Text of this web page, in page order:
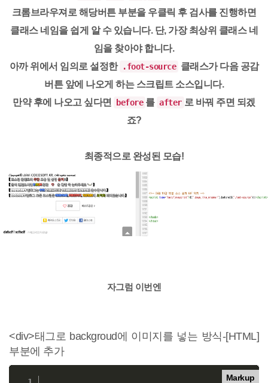
크롬브라우져로 해당버튼 부분을 우클릭 후 검사를 진행하면
클래스 네임을 쉽게 알 수 있습니다. 단, 가장 최상위 클래스 네
임을 찾아야 합니다.
아까 위에서 임의로 설정한 .foot-source 클래스가 다음 공감
버튼 앞에 나오게 하는 스크립트 소스입니다.
만약 후에 나오고 싶다면
before 를 after 로 바꿔 주면 되겠
죠?
최종적으로 완성된 모습!
자그럼 이번엔
<div>태그로 backgroud에 이미지를 넣는 방식-[HTML]
부분에 추가
Markup